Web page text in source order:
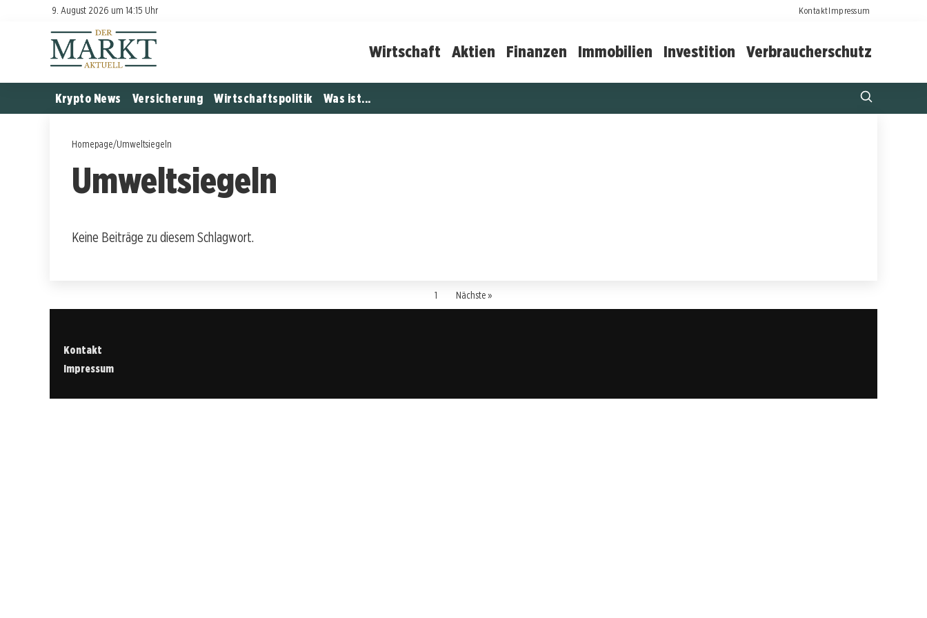
9. August 2026 um 14:15 Uhr KontaktImpressum
Wirtschaft Aktien Finanzen Immobilien Investition Verbraucherschutz
Krypto News Versicherung Wirtschaftspolitik Was ist...
Homepage/Umweltsiegeln
Umweltsiegeln
Keine Beiträge zu diesem Schlagwort.
1 Nächste »
Kontakt
Impressum